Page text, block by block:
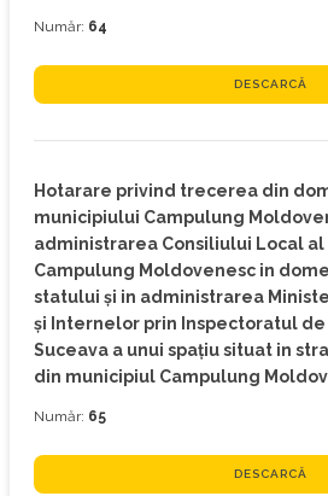
Număr: 64
DESCARCĂ
Hotarare privind trecerea din
municipiului Campulung
administrarea Consiliului Local al
Campulung Moldovenesc in
statului şi in administrarea
şi Internelor prin Inspectoratul
Suceava a unui spaţiu situat in
din municipiul Campulung
Număr: 65
DESCARCĂ